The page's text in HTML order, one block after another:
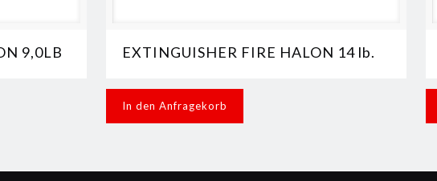
9,0LB EXTINGUISHER FIRE HALON 14 lb.
In den Anfragekorb